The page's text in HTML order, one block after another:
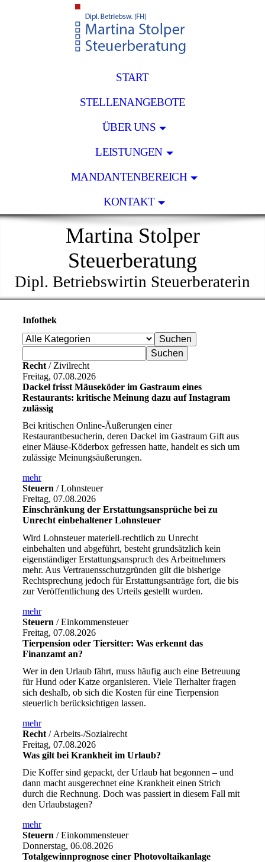
START
STELLENANGEBOTE
ÜBER UNS
LEISTUNGEN
MANDANTENBEREICH
KONTAKT
Martina Stolper
Steuerberatung
Dipl. Betriebswirtin Steuerberaterin
Infothek
Recht/ Zivilrecht
Freitag, 07.08.2026
Dackel frisst Mäuseköder im Gastraum eines
Restaurants: kritische Meinung dazu auf Instagram
zulässig
Bei kritischen Online-Äußerungen einer
Restaurantbesucherin, deren Dackel im Gastraum Gift aus
einer Mäuse-Köderbox gefressen hatte, handelt es sich um
zulässige Meinungsäußerungen.
mehr
Steuern / Lohnsteuer
Freitag, 07.08.2026
Einschränkung der Erstattungsansprüche bei zu
Unrecht einbehaltener Lohnsteuer
Wird Lohnsteuer materiell-rechtlich zu Unrecht
einbehalten und abgeführt, besteht grundsätzlich kein
eigenständiger Erstattungsanspruch des Arbeitnehmers
mehr. Aus Vertrauensschutzgründen gilt die bisherige
Rechtsprechung jedoch für Erstattungsanträge fort, die bis
zur Veröffentlichung des Urteils gestellt wurden.
mehr
Steuern / Einkommensteuer
Freitag, 07.08.2026
Tierpension oder Tiersitter: Was erkennt das
Finanzamt an?
Wer in den Urlaub fährt, muss häufig auch eine Betreuung
für Hund oder Katze organisieren. Viele Tierhalter fragen
sich deshalb, ob sich die Kosten für eine Tierpension
steuerlich berücksichtigen lassen.
mehr
Recht/ Arbeits-/Sozialrecht
Freitag, 07.08.2026
Was gilt bei Krankheit im Urlaub?
Die Koffer sind gepackt, der Urlaub hat begonnen – und
dann macht ausgerechnet eine Krankheit einen Strich
durch die Rechnung. Doch was passiert in diesem Fall mit
den Urlaubstagen?
mehr
Steuern / Einkommensteuer
Donnerstag, 06.08.2026
Totalgewinnprognose einer Photovoltaikanlage